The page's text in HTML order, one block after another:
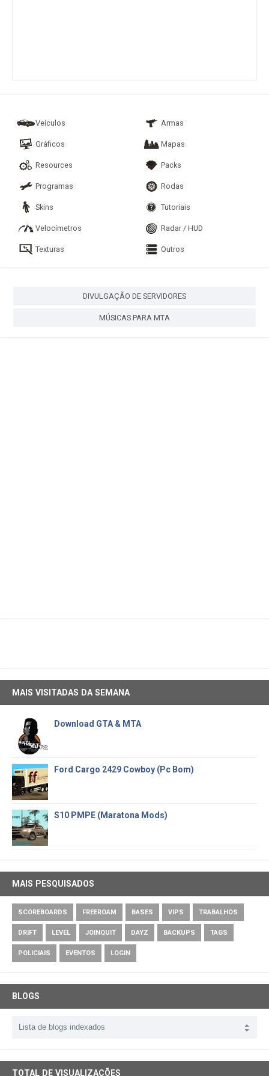
Veículos Armas
Gráficos Mapas
Resources Packs
Programas Rodas
Skins Tutoriais
Velocímetros Radar / HUD
Texturas Outros
DIVULGAÇÃO DE SERVIDORES
MÚSICAS PARA MTA
MAIS VISITADAS DA SEMANA
Download GTA & MTA
Ford Cargo 2429 Cowboy (Pc Bom)
S10 PMPE (Maratona Mods)
MAIS PESQUISADOS
SCOREBOARDS FREEROAM BASES VIPS TRABALHOS
DRIFT LEVEL JOINQUIT DAYZ BACKUPS TAGS
POLICIAIS EVENTOS LOGIN
BLOGS
TOTAL DE VISUALIZAÇÕES